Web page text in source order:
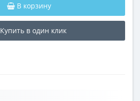
В корзину
Купить в один клик